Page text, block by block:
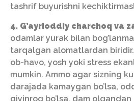
tashrif buyurishni
4. G’ayrioddiy charchoq va
odamlar yurak bilan
tarqalgan alomatlardan
ob-havo, yosh yoki stress
mumkin. Ammo agar sizning
darajada kamaygan bo’lsa,
qiyinroq bo’lsa, dam olgandan